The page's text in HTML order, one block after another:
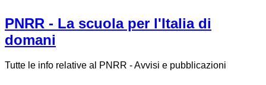
PNRR - La scuola per l'Italia di
domani
Tutte le info relative al PNRR - Avvisi e pubblicazioni